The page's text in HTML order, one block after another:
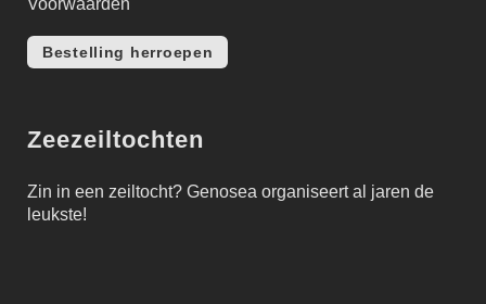
Bestelling herroepen
Zeezeiltochten
Zin in een zeiltocht? Genosea organiseert al jaren de
leukste!